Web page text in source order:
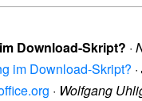
Download-Skript? ·
im Download-Skript? ·
· Wolfgang